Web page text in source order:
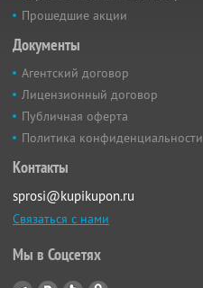
Прошедшие акции
Документы
Агентский договор
Лицензионный договор
Публичная оферта
Политика конфиденциальности
Контакты
sprosi@kupikupon.ru
Связаться с нами
Мы в Соцсетях